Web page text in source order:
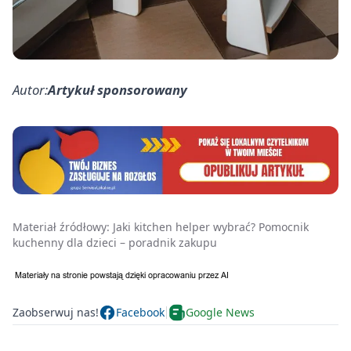
Autor:Artykuł sponsorowany
Materiał źródłowy: Jaki kitchen helper wybrać? Pomocnik
kuchenny dla dzieci – poradnik zakupu
Zaobserwuj nas! Facebook Google News